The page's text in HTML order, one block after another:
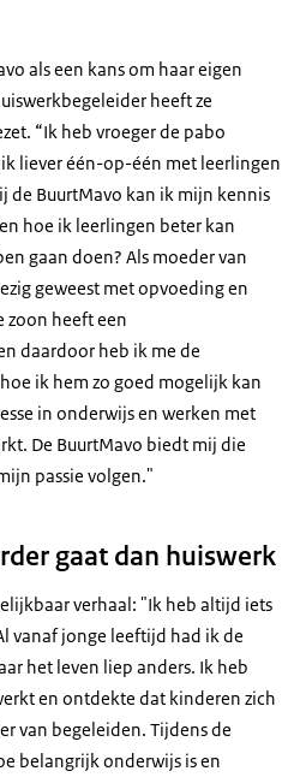
als een kans om haar eigen
heeft ze
“Ik heb vroeger de pabo
liever één-op-één met leerlingen
de BuurtMavo kan ik mijn kennis
hoe ik leerlingen beter kan
gaan doen? Als moeder van
geweest met opvoeding en
zoon heeft een
daardoor heb ik me de
ik hem zo goed mogelijk kan
in onderwijs en werken met
De BuurtMavo biedt mij die
passie volgen."
gaat dan huiswerk
verhaal: "Ik heb altijd iets
vanaf jonge leeftijd had ik de
het leven liep anders. Ik heb
en ontdekte dat kinderen zich
van begeleiden. Tijdens de
belangrijk onderwijs is en